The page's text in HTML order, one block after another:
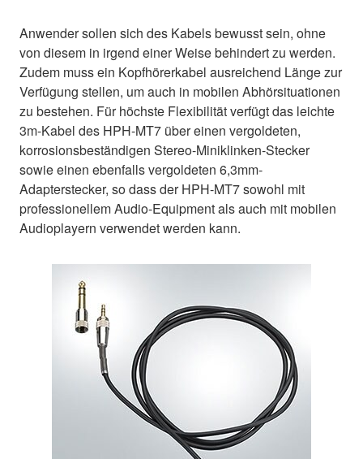
Anwender sollen sich des Kabels bewusst sein, ohne
von diesem in irgend einer Weise behindert zu werden.
Zudem muss ein Kopfhörerkabel ausreichend Länge zur
Verfügung stellen, um auch in mobilen Abhörsituationen
zu bestehen. Für höchste Flexibilität verfügt das leichte
3m-Kabel des HPH-MT7 über einen vergoldeten,
korrosionsbeständigen Stereo-Miniklinken-Stecker
sowie einen ebenfalls vergoldeten 6,3mm-
Adapterstecker, so dass der HPH-MT7 sowohl mit
professionellem Audio-Equipment als auch mit mobilen
Audioplayern verwendet werden kann.